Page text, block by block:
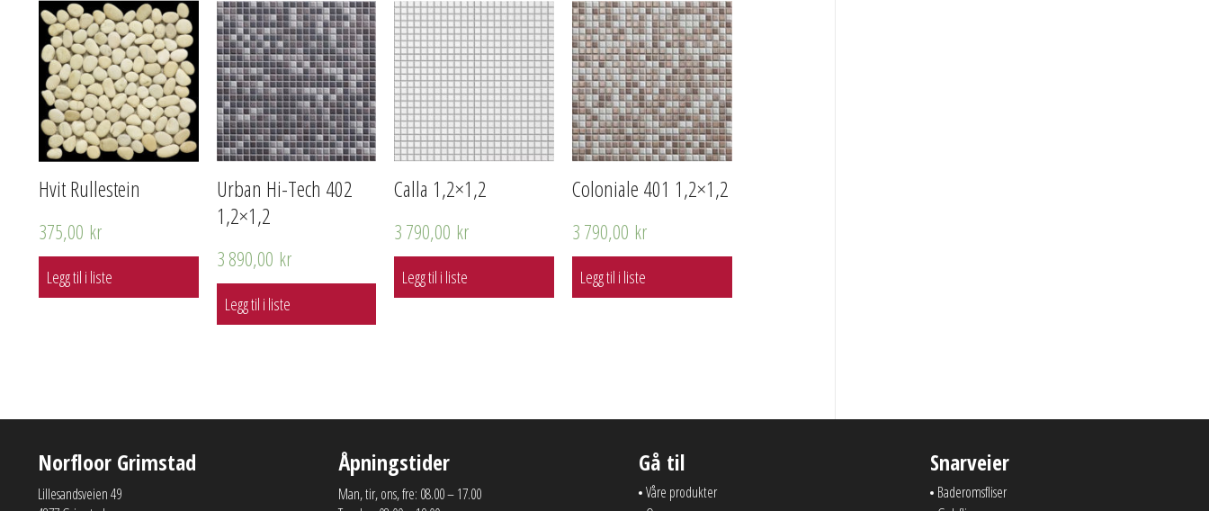
Hvit Rullestein
375,00 kr
Legg til i liste
Urban Hi-Tech 402
1,2×1,2
3 890,00 kr
Legg til i liste
Calla 1,2×1,2
3 790,00 kr
Legg til i liste
Coloniale 401 1,2×1,2
3 790,00 kr
Legg til i liste
Norfloor Grimstad
Lillesandsveien 49
Åpningstider
Man, tir, ons, fre: 08.00 – 17.00
Gå til
Våre produkter
Snarveier
Baderomsfliser